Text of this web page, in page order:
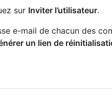
sur Inviter l’utilisateur.
e-mail de chacun des
un lien de